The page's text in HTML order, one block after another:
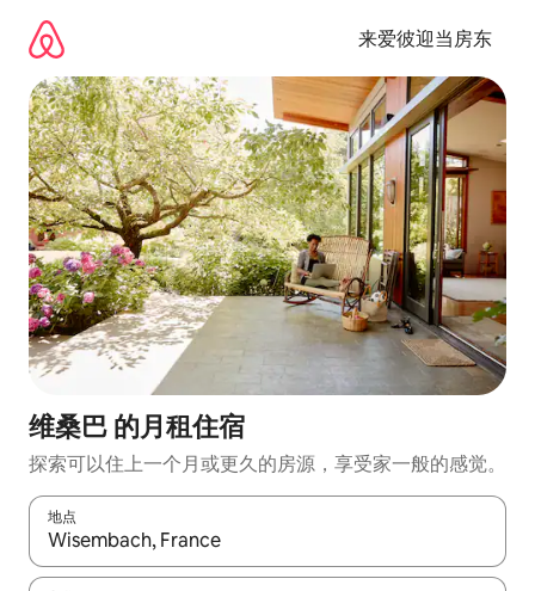
来爱彼迎当房东
维桑巴 的月租住宿
探索可以住上一个月或更久的房源，享受家一般的感觉。
地点
如有搜索结果，请使用上下方向键查看，或通过点击或滑动手势